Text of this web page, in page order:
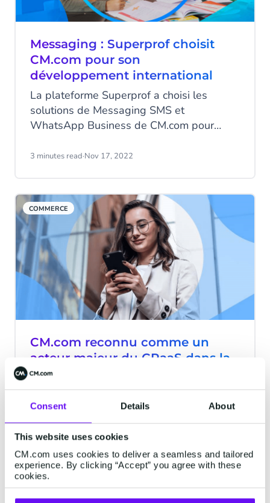
Consent Details About
This website uses cookies
CM.com uses cookies to deliver a seamless and tailored
experience. By clicking “Accept” you agree with these
cookies.
Messaging : Superprof choisit
CM.com pour son
développement international
La plateforme Superprof a choisi les
solutions de Messaging SMS et
WhatsApp Business de CM.com pour
international.
3 minutes read·Nov 17, 2022
COMMERCE
CM.com reconnu comme un
acteur majeur du CPaaS dans la
dernière étude IDC MarketScape
CM.com a été reconnu comme un acteur
majeur des plateformes de communication
en tant que service (CPaaS) dans la
dernière étude IDC Marketplace 2021.
2 minutes read·Sep 06, 2021